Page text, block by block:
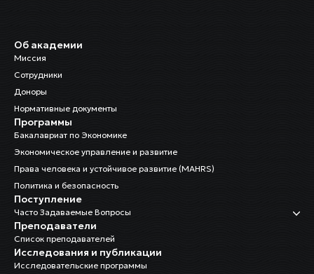
Об академии
Миссия
Сотрудники
Доноры
Нормативные документы
Программы
Бакалавриат по Экономике
Экономическое управление и развитие
Права человека и устойчивое развитие (MAHRS)
Политика и безопасность
Поступление
Часто Задаваемые Вопросы
Преподаватели
Список преподавателей
Исследования и публикации
Исследовательские программы